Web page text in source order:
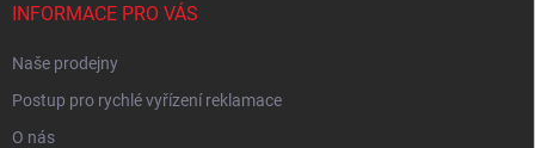
INFORMACE PRO VÁS
Naše prodejny
Postup pro rychlé vyřízení reklamace
O nás